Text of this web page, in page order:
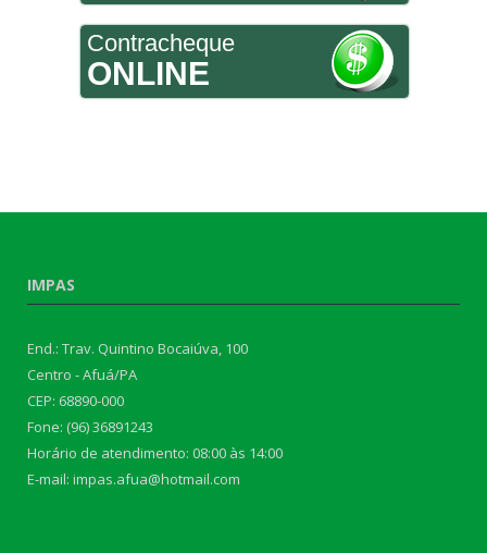
Contracheque
ONLINE
IMPAS
End.: Trav. Quintino Bocaiúva, 100
Centro - Afuá/PA
CEP: 68890-000
Fone: (96) 36891243
Horário de atendimento: 08:00 às 14:00
E-mail: impas.afua@hotmail.com